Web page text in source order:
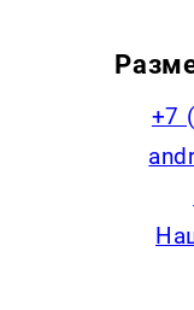
+7